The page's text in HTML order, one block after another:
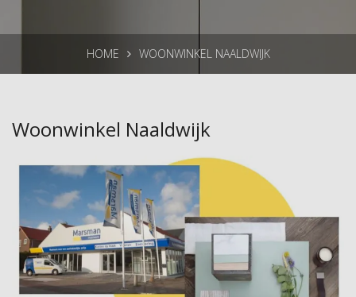
HOME WOONWINKEL NAALDWIJK
Woonwinkel Naaldwijk